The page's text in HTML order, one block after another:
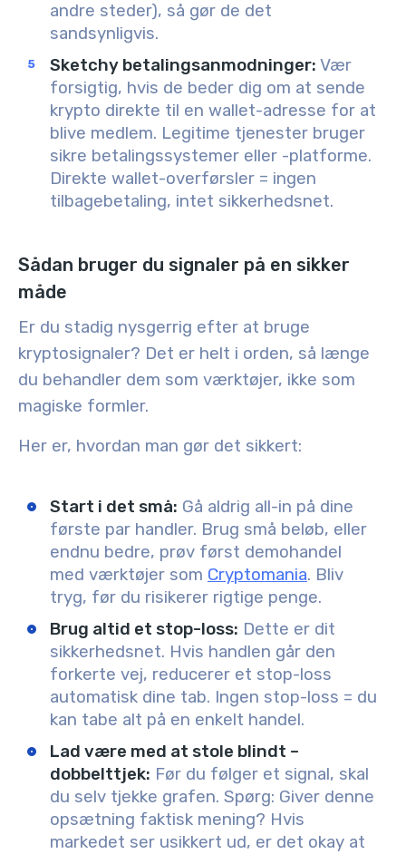
andre steder), så gør de det
sandsynligvis.
Sketchy betalingsanmodninger: Vær
forsigtig, hvis de beder dig om at sende
krypto direkte til en wallet-adresse for at
blive medlem. Legitime tjenester bruger
sikre betalingssystemer eller -platforme.
Direkte wallet-overførsler = ingen
tilbagebetaling, intet sikkerhedsnet.
Sådan bruger du signaler på en sikker
måde
Er du stadig nysgerrig efter at bruge
kryptosignaler? Det er helt i orden, så længe
du behandler dem som værktøjer, ikke som
magiske formler.
Her er, hvordan man gør det sikkert:
Start i det små: Gå aldrig all-in på dine
første par handler. Brug små beløb, eller
endnu bedre, prøv først demohandel
med værktøjer som Cryptomania. Bliv
tryg, før du risikerer rigtige penge.
Brug altid et stop-loss: Dette er dit
sikkerhedsnet. Hvis handlen går den
forkerte vej, reducerer et stop-loss
automatisk dine tab. Ingen stop-loss = du
kan tabe alt på en enkelt handel.
Lad være med at stole blindt –
dobbelttjek: Før du følger et signal, skal
du selv tjekke grafen. Spørg: Giver denne
opsætning faktisk mening? Hvis
markedet ser usikkert ud, er det okay at